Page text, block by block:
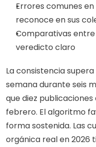
Errores comunes
reconoce en sus
Comparativas
veredicto claro
La consistencia
semana durante seis
que diez
febrero. El algoritmo
forma sostenida. Las
orgánica real en 2026